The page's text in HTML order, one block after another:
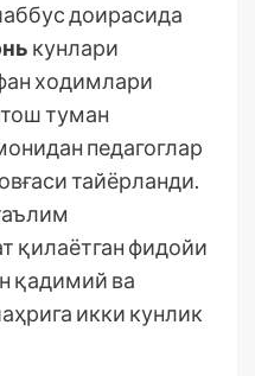
доирасида
кунлари
ходимлари
туман
педагоглар
тайёрланди.
қилаётган фидойи
қадимий ва
икки кунлик